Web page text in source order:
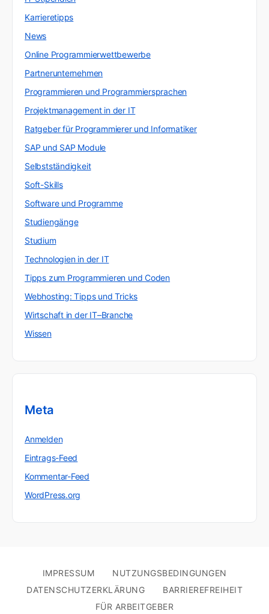
Karrieretipps
News
Online Programmierwettbewerbe
Partnerunternehmen
Programmieren und Programmiersprachen
Projektmanagement in der IT
Ratgeber für Programmierer und Informatiker
SAP und SAP Module
Selbstständigkeit
Soft-Skills
Software und Programme
Studiengänge
Studium
Technologien in der IT
Tipps zum Programmieren und Coden
Webhosting: Tipps und Tricks
Wirtschaft in der IT–Branche
Wissen
Meta
Anmelden
Eintrags-Feed
Kommentar-Feed
WordPress.org
IMPRESSUM
NUTZUNGSBEDINGUNGEN
DATENSCHUTZERKLÄRUNG
BARRIEREFREIHEIT
FÜR ARBEITGEBER